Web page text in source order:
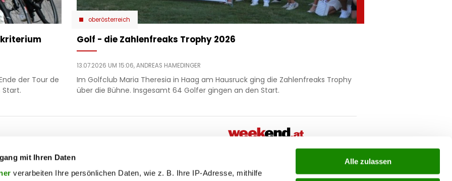
mit Ihren Daten
verarbeiten Ihre persönlichen Daten, wie z. B. Ihre IP-Adresse, mithilfe
Alle zulassen
der Tour de
oberösterreich
Golf - die Zahlenfreaks Trophy 2026
13.07.2026 UM 15:06,ANDREAS HAMEDINGER
Im Golfclub Maria Theresia in Haag am Hausruck ging die Zahlenfreaks Trophy
über die Bühne. Insgesamt 64 Golfer gingen an den Start.
politik
reise